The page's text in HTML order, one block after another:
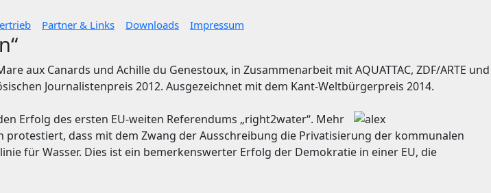
Partner & Links Downloads Impressum
aux Canards und Achille du Genestoux, in Zusammenarbeit mit AQUATTAC, ZDF/ARTE und
Journalistenpreis 2012. Ausgezeichnet mit dem Kant-Weltbürgerpreis 2014.
Erfolg des ersten EU-weiten Referendums „right2water“. Mehr
dass mit dem Zwang der Ausschreibung die Privatisierung der kommunalen
für Wasser. Dies ist ein bemerkenswerter Erfolg der Demokratie in einer EU, die